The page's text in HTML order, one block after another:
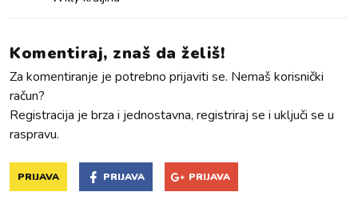
Komentiraj, znaš da želiš!
Za komentiranje je potrebno prijaviti se. Nemaš korisnički
račun?
Registracija je brza i jednostavna, registriraj se i uključi se u
raspravu.
PRIJAVA PRIJAVA PRIJAVA